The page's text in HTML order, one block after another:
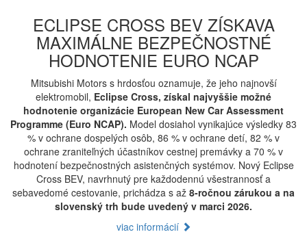
ECLIPSE CROSS BEV ZÍSKAVA
MAXIMÁLNE BEZPEČNOSTNÉ
HODNOTENIE EURO NCAP
Mitsubishi Motors s hrdosťou oznamuje, že jeho najnovší
elektromobil, Eclipse Cross, získal najvyššie možné
hodnotenie organizácie European New Car Assessment
Programme (Euro NCAP). Model dosiahol vynikajúce výsledky 83
% v ochrane dospelých osôb, 86 % v ochrane detí, 82 % v
ochrane zraniteľných účastníkov cestnej premávky a 70 % v
hodnotení bezpečnostných asistenčných systémov. Nový Eclipse
Cross BEV, navrhnutý pre každodennú všestrannosť a
sebavedomé cestovanie, prichádza s až 8-ročnou zárukou a na
slovenský trh bude uvedený v marci 2026.
viac informácií